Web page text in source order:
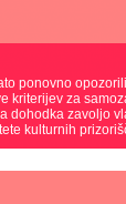
ponovno
kriterijev za
dohodka zavoljo
kulturnih